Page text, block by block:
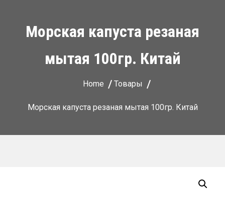
Морская капуста резаная
мытая 100гр. Китай
Home Товары
Морская капуста резаная мытая 100гр. Китай